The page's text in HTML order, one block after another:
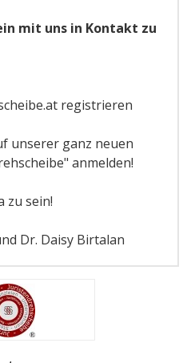
mit uns in Kontakt zu
registrieren
unserer ganz neuen
anmelden!
zu sein!
Dr. Daisy Birtalan